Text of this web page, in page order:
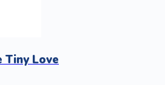
Tiny Love